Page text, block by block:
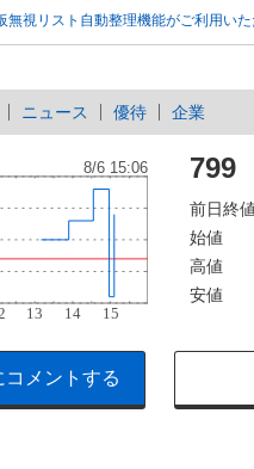
無視リスト自動整理機能がご利用い
ニュース 優待 企業
799
前日終値
始値
高値
安値
コメントする